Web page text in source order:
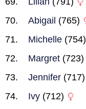
Abigail (765)
Michelle (754)
Margret (723)
Jennifer (717)
Ivy (712)